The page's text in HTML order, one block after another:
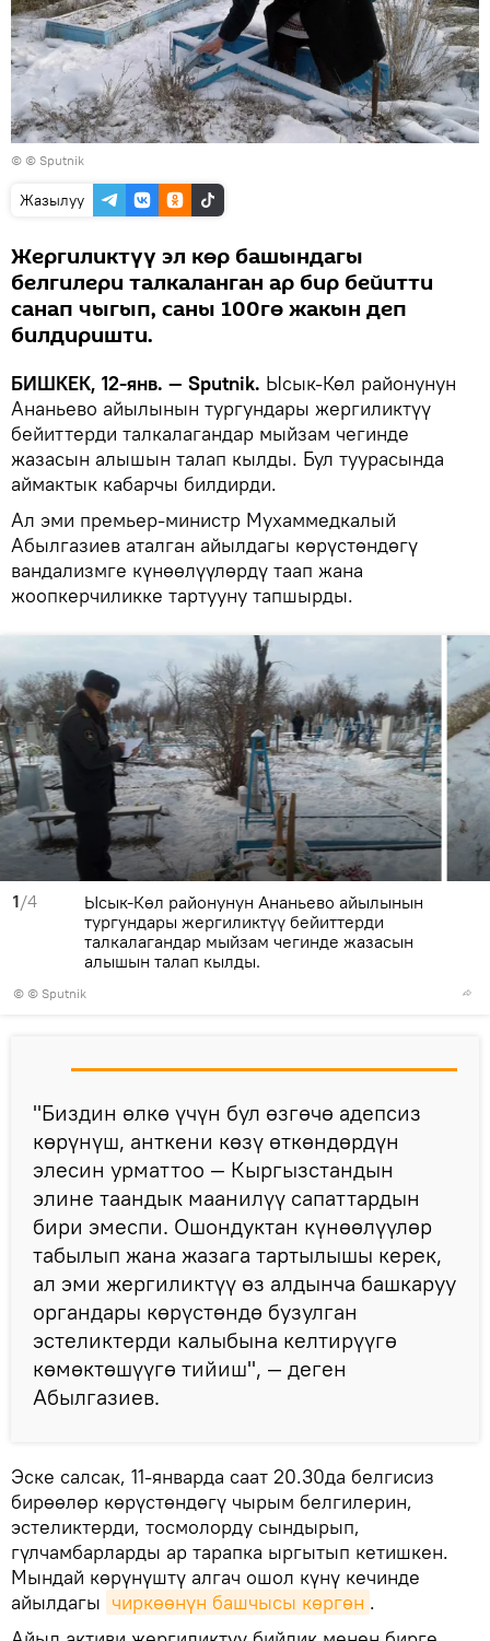
© © Sputnik
Жазылуу
Жергиликтүү эл көр башындагы
белгилери талкаланган ар бир бейитти
санап чыгып, саны 100гө жакын деп
билдиришти.
БИШКЕК, 12-янв. — Sputnik. Ысык-Көл районунун
Ананьево айылынын тургундары жергиликтүү
бейиттерди талкалагандар мыйзам чегинде
жазасын алышын талап кылды. Бул туурасында
аймактык кабарчы билдирди.
Ал эми премьер-министр Мухаммедкалый
Абылгазиев аталган айылдагы көрүстөндөгү
вандализмге күнөөлүүлөрдү таап жана
жоопкерчиликке тартууну тапшырды.
1/4
© © Sputnik
Ысык-Көл районунун Ананьево айылынын
тургундары жергиликтүү бейиттерди
талкалагандар мыйзам чегинде жазасын
алышын талап кылды.
"Биздин өлкө үчүн бул өзгөчө адепсиз
көрүнүш, анткени көзү өткөндөрдүн
элесин урматтоо — Кыргызстандын
элине таандык маанилүү сапаттардын
бири эмеспи. Ошондуктан күнөөлүүлөр
табылып жана жазага тартылышы керек,
ал эми жергиликтүү өз алдынча башкаруу
органдары көрүстөндө бузулган
эстеликтерди калыбына келтирүүгө
көмөктөшүүгө тийиш", — деген
Абылгазиев.
Эске салсак, 11-январда саат 20.30да белгисиз
бирөөлөр көрүстөндөгү чырым белгилерин,
эстеликтерди, тосмолорду сындырып,
гүлчамбарларды ар тарапка ыргытып кетишкен.
Мындай көрүнүштү алгач ошол күнү кечинде
айылдагы чиркөөнүн башчысы көргөн .